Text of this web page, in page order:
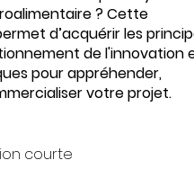
? Cette
d’acquérir les
de l'innovation
pour appréhender,
votre projet.
courte